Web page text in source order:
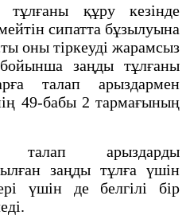
құру кезiнде
сипатта бұзылуына
оны тiркеуді жарамсыз
заңды тұлғаны
талап арыздармен
49-бабы 2 тармағының
арыздарды
заңды тұлға үшін
үшін де белгілі бір